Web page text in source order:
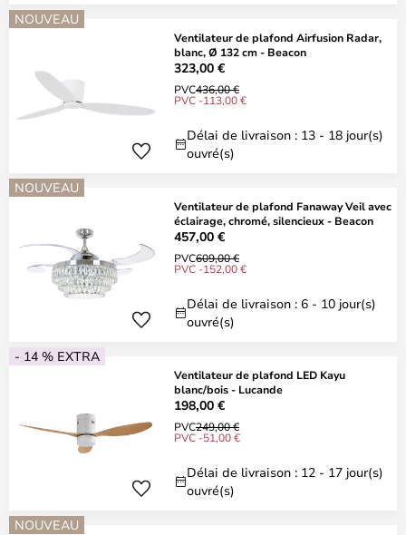
NOUVEAU
Ventilateur de plafond Airfusion Radar,
blanc, Ø 132 cm - Beacon
323,00 €
PVC436,00 €
PVC -113,00 €
Délai de livraison : 13 - 18 jour(s)
ouvré(s)
NOUVEAU
Ventilateur de plafond Fanaway Veil avec
éclairage, chromé, silencieux - Beacon
457,00 €
PVC609,00 €
PVC -152,00 €
Délai de livraison : 6 - 10 jour(s)
ouvré(s)
- 14 % EXTRA
Ventilateur de plafond LED Kayu
blanc/bois - Lucande
198,00 €
PVC249,00 €
PVC -51,00 €
Délai de livraison : 12 - 17 jour(s)
ouvré(s)
NOUVEAU